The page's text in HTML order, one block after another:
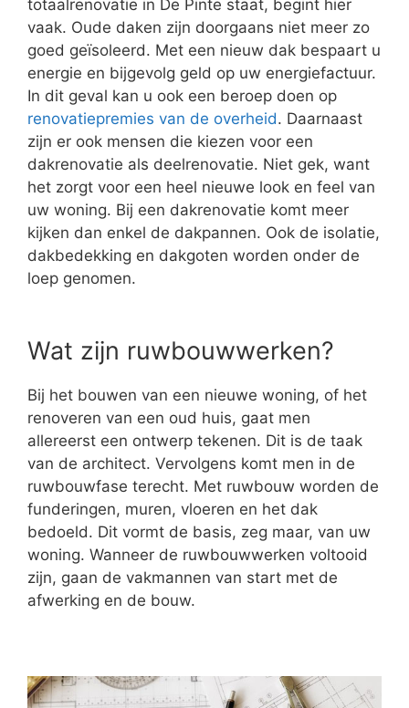
totaalrenovatie in De Pinte staat, begint hier
vaak. Oude daken zijn doorgaans niet meer zo
goed geïsoleerd. Met een nieuw dak bespaart u
energie en bijgevolg geld op uw energiefactuur.
In dit geval kan u ook een beroep doen op
renovatiepremies van de overheid. Daarnaast
zijn er ook mensen die kiezen voor een
dakrenovatie als deelrenovatie. Niet gek, want
het zorgt voor een heel nieuwe look en feel van
uw woning. Bij een dakrenovatie komt meer
kijken dan enkel de dakpannen. Ook de isolatie,
dakbedekking en dakgoten worden onder de
loep genomen.
Wat zijn ruwbouwwerken?
Bij het bouwen van een nieuwe woning, of het
renoveren van een oud huis, gaat men
allereerst een ontwerp tekenen. Dit is de taak
van de architect. Vervolgens komt men in de
ruwbouwfase terecht. Met ruwbouw worden de
funderingen, muren, vloeren en het dak
bedoeld. Dit vormt de basis, zeg maar, van uw
woning. Wanneer de ruwbouwwerken voltooid
zijn, gaan de vakmannen van start met de
afwerking en de bouw.